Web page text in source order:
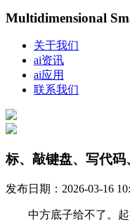
Multidimensional
关于我们
ai资讯
ai应用
联系我们
标、敲键盘、写代码
发布日期：2026-03-16
中方底子给不了。起